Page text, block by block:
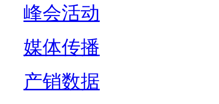
峰会活动
媒体传播
产销数据